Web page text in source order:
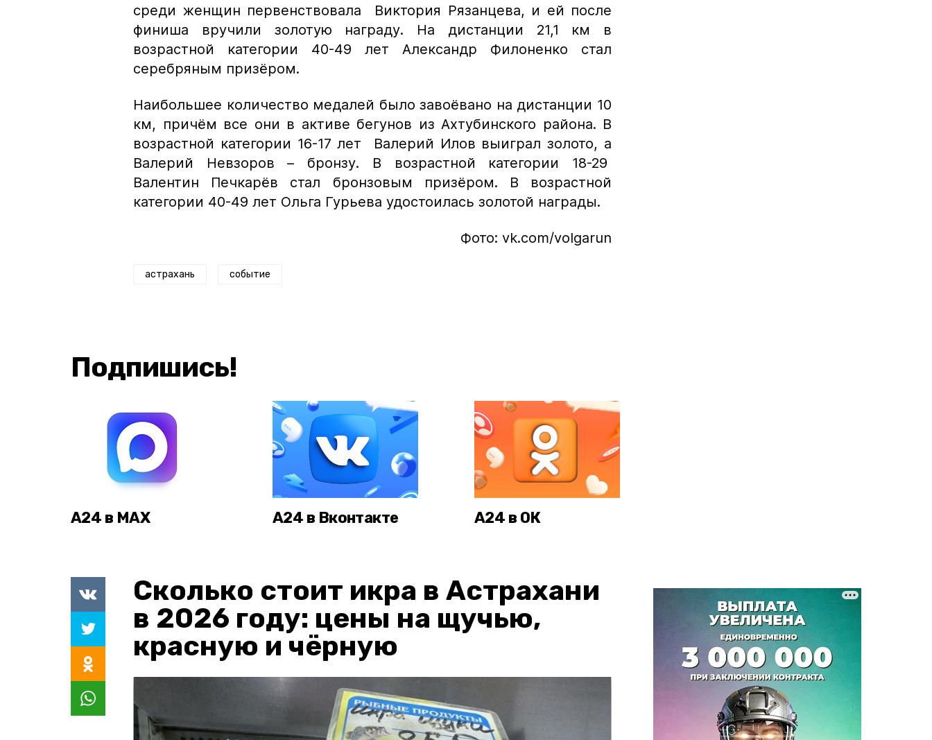
среди женщин первенствовала Виктория Рязанцева, и ей после
финиша вручили золотую награду. На дистанции 21,1 км в
возрастной категории 40-49 лет Александр Филоненко стал
серебряным призёром.
Наибольшее количество медалей было завоёвано на дистанции 10
км, причём все они в активе бегунов из Ахтубинского района. В
возрастной категории 16-17 лет Валерий Илов выиграл золото, а
Валерий Невзоров – бронзу. В возрастной категории 18-29
Валентин Печкарёв стал бронзовым призёром. В возрастной
категории 40-49 лет Ольга Гурьева удостоилась золотой награды.
Фото: vk.com/volgarun
астрахань событие
Подпишись!
А24 в MAX А24 в Вконтакте А24 в ОК
Сколько стоит икра в Астрахани
в 2026 году: цены на щучью,
красную и чёрную